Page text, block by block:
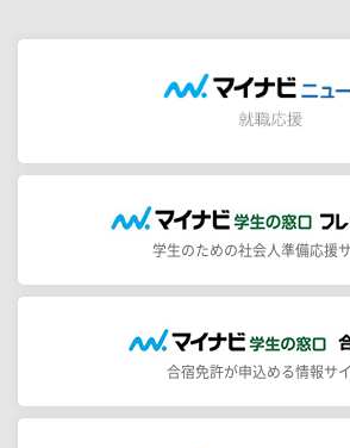
学生のための社会人準備応援
合宿免許が申込める情報サ